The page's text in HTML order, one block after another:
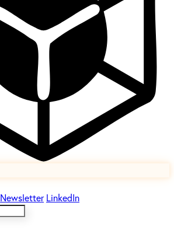
Newsletter LinkedIn